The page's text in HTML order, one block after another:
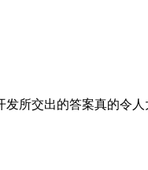
所交出的答案真的令